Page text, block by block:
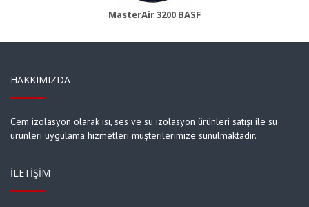
MasterAir 3200 BASF
HAKKIMIZDA
Cem izolasyon olarak ısı, ses ve su izolasyon ürünleri satışı ile su
ürünleri uygulama hizmetleri müşterilerimize sunulmaktadır.
İLETIŞIM